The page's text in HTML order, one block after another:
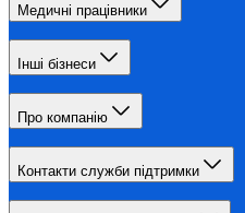
Медичні працівники
Інші бізнеси
Про компанію
Контакти служби підтримки